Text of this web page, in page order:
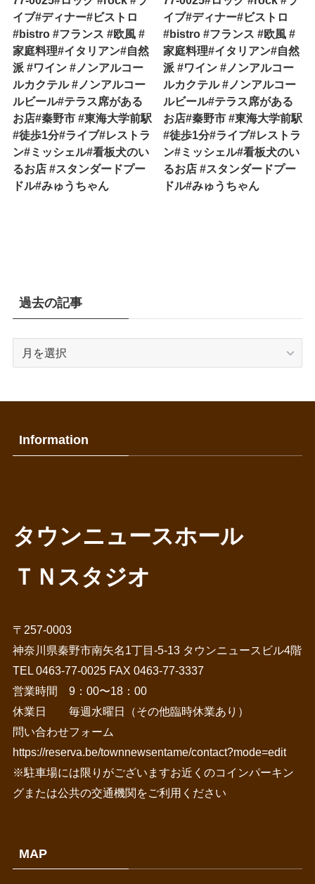
イブ#ディナー#ビストロ
#bistro #フランス #欧風 #
家庭料理#イタリアン#自然
派 #ワイン #ノンアルコー
ルカクテル #ノンアルコー
ルビール#テラス席がある
お店#秦野市 #東海大学前駅
#徒歩1分#ライブ#レストラ
ン#ミッシェル#看板犬のい
るお店 #スタンダードプー
ドル#みゅうちゃん
イブ#ディナー#ビストロ
#bistro #フランス #欧風 #
家庭料理#イタリアン#自然
派 #ワイン #ノンアルコー
ルカクテル #ノンアルコー
ルビール#テラス席がある
お店#秦野市 #東海大学前駅
#徒歩1分#ライブ#レストラ
ン#ミッシェル#看板犬のい
るお店 #スタンダードプー
ドル#みゅうちゃん
過去の記事
Information
タウンニュースホール
ＴＮスタジオ
〒257-0003
神奈川県秦野市南矢名1丁目-5-13 タウンニュースビル4階
TEL 0463-77-0025 FAX 0463-77-3337
営業時間 9：00〜18：00
休業日 毎週水曜日（その他臨時休業あり）
問い合わせフォーム
https://reserva.be/townnewsentame/contact?mode=edit
※駐車場には限りがございますお近くのコインパーキン
グまたは公共の交通機関をご利用ください
MAP